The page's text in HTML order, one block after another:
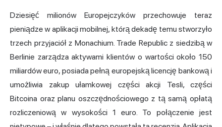
Dziesięć milionów Europejczyków przechowuje teraz
pieniądze w aplikacji mobilnej, którą dekadę temu stworzyło
trzech przyjaciół z Monachium. Trade Republic z siedzibą w
Berlinie zarządza aktywami klientów o wartości około 150
miliardów euro, posiada pełną europejską licencję bankową i
umożliwia zakup ułamkowej części akcji Tesli, części
Bitcoina oraz planu oszczędnościowego z tą samą opłatą
rozliczeniową w wysokości 1 euro. To połączenie jest